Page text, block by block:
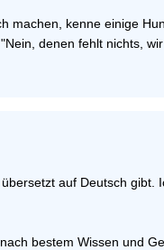
machen, kenne einige
denen fehlt nichts,
auf Deutsch
bestem Wissen und